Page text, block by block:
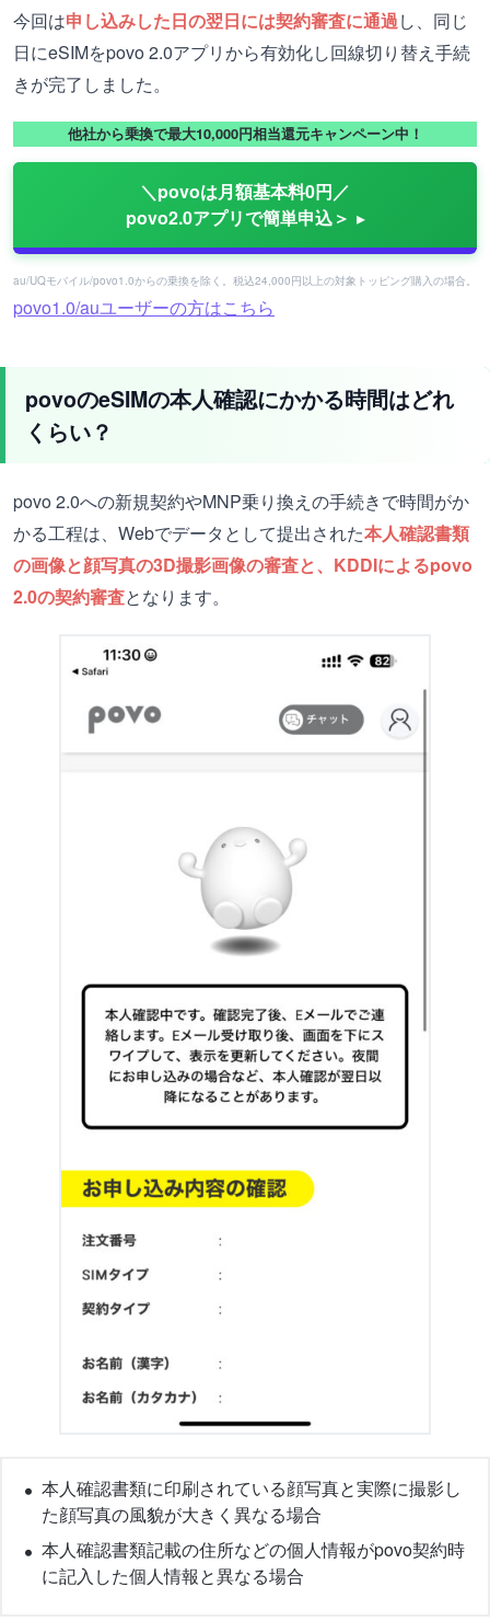
今回は申し込みした日の翌日には契約審査に通過し、同じ
日にeSIMをpovo 2.0アプリから有効化し回線切り替え手続
きが完了しました。
他社から乗換で最大10,000円相当還元キャンペーン中！
＼povoは月額基本料0円／
povo2.0アプリで簡単申込＞
au/UQモバイル/povo1.0からの乗換を除く。税込24,000円以上の対象トッピング購入の場合。
povo1.0/auユーザーの方はこちら
povoのeSIMの本人確認にかかる時間はどれ
くらい？
povo 2.0への新規契約やMNP乗り換えの手続きで時間がか
かる工程は、Webでデータとして提出された本人確認書類
の画像と顔写真の3D撮影画像の審査と、KDDIによるpovo
2.0の契約審査となります。
本人確認書類に印刷されている顔写真と実際に撮影し
た顔写真の風貌が大きく異なる場合
本人確認書類記載の住所などの個人情報がpovo契約時
に記入した個人情報と異なる場合